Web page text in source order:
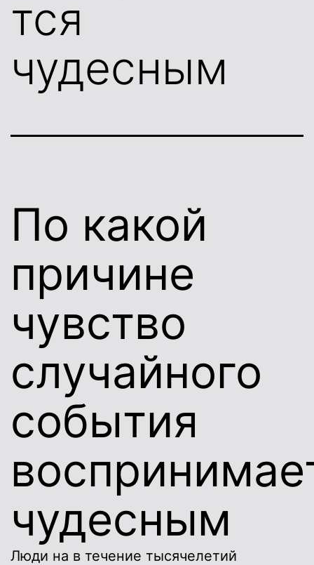
тся
чудесным
По какой
причине
чувство
случайного
события
чудесным
Люди на в течение тысячелетий